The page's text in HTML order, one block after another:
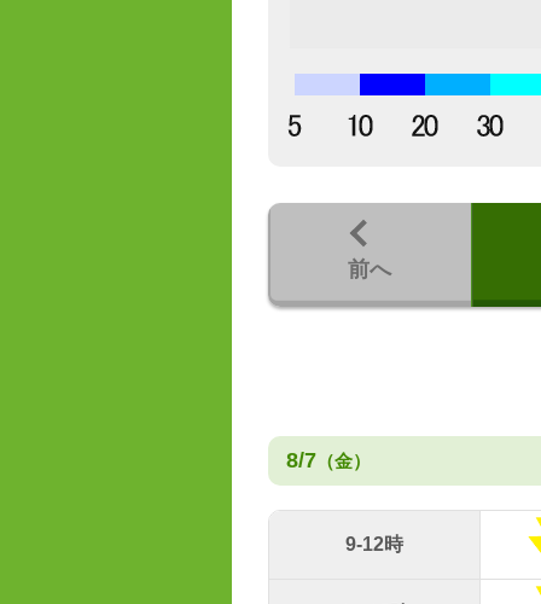
前へ
8/7 （金）
9-12時